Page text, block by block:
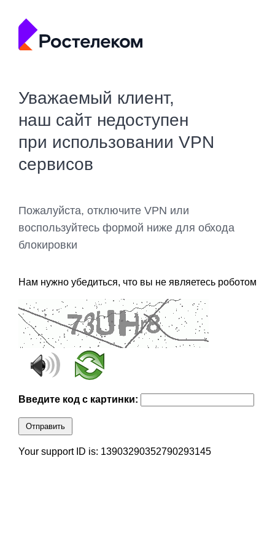
Уважаемый клиент,
наш сайт недоступен
при использовании VPN
сервисов
Пожалуйста, отключите VPN или
воспользуйтесь формой ниже для обхода
блокировки
Нам нужно убедиться, что вы не являетесь роботом
Введите код с картинки:
Отправить
Your support ID is: 13903290352790293145